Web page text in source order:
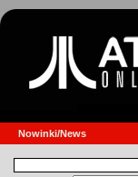
Nowinki/News